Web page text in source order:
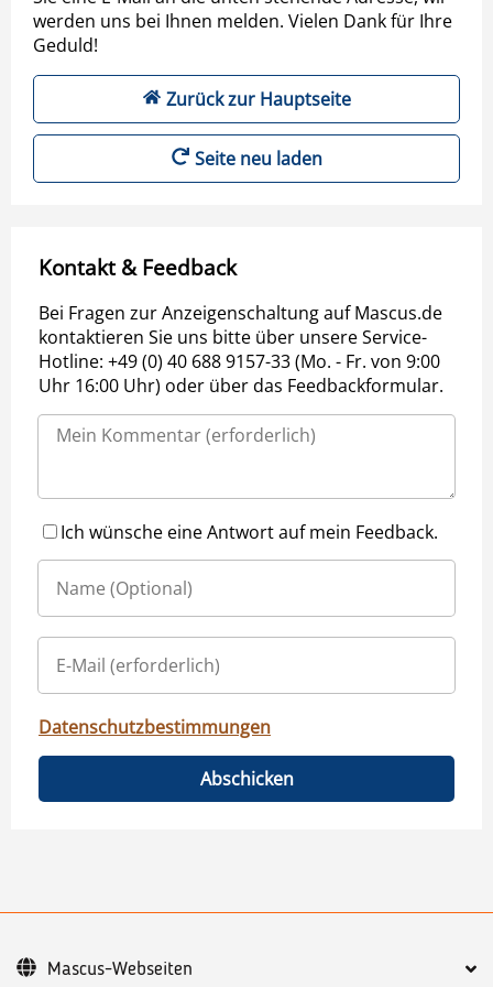
werden uns bei Ihnen melden. Vielen Dank für Ihre
Geduld!
Zurück zur Hauptseite
Seite neu laden
Kontakt & Feedback
Bei Fragen zur Anzeigenschaltung auf Mascus.de
kontaktieren Sie uns bitte über unsere Service-
Hotline: +49 (0) 40 688 9157-33 (Mo. - Fr. von 9:00
Uhr 16:00 Uhr) oder über das Feedbackformular.
Ich wünsche eine Antwort auf mein Feedback.
Datenschutzbestimmungen
Abschicken
Mascus-Webseiten